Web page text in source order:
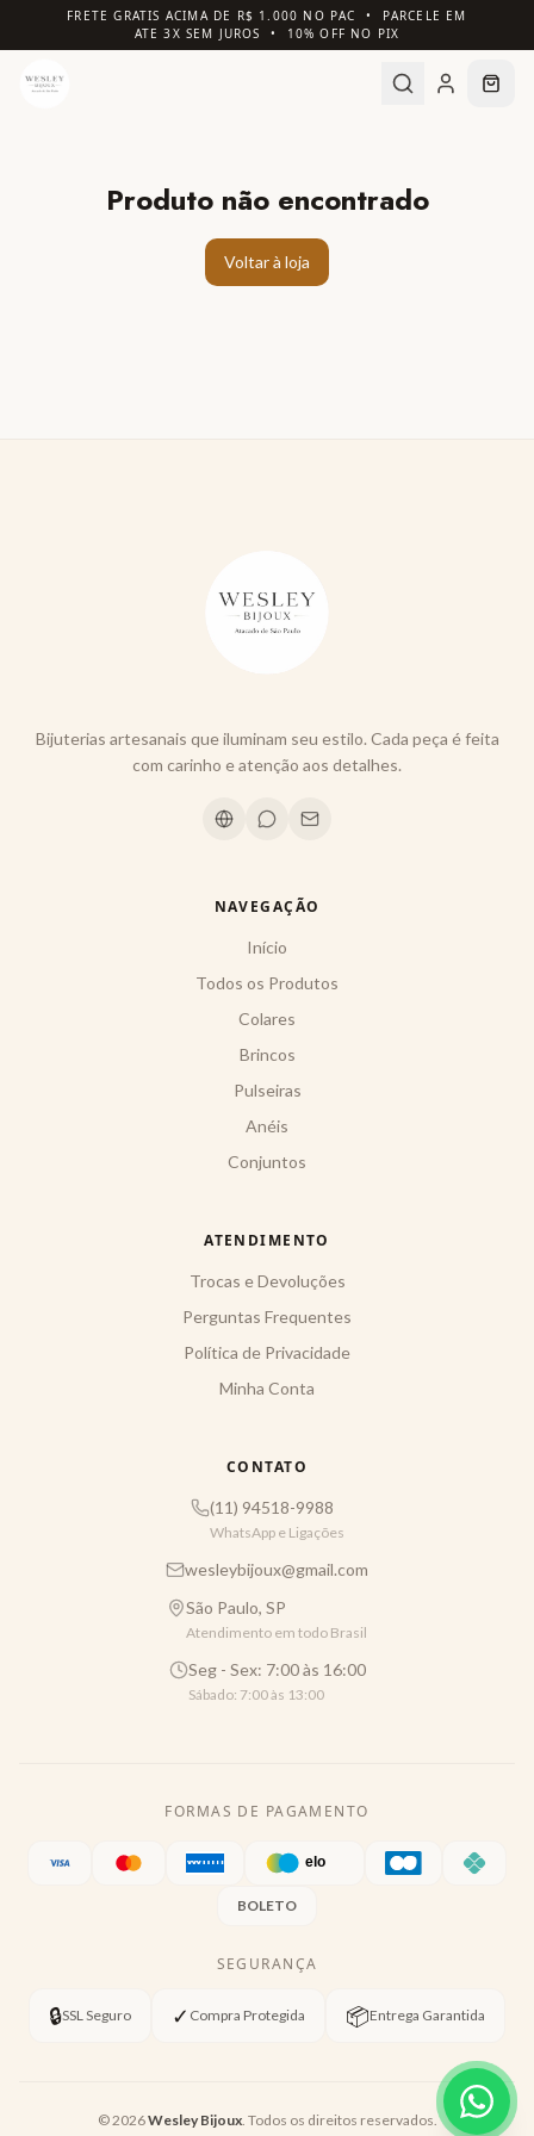
FRETE GRATIS ACIMA DE R$ 1.000 NO PAC • PARCELE EM
ATE 3X SEM JUROS • 10% OFF NO PIX
Produto não encontrado
Voltar à loja
Bijuterias artesanais que iluminam seu estilo. Cada peça é feita
com carinho e atenção aos detalhes.
NAVEGAÇÃO
Início
Todos os Produtos
Colares
Brincos
Pulseiras
Anéis
Conjuntos
ATENDIMENTO
Trocas e Devoluções
Perguntas Frequentes
Política de Privacidade
Minha Conta
CONTATO
(11) 94518-9988
WhatsApp e Ligações
wesleybijoux@gmail.com
São Paulo, SP
Atendimento em todo Brasil
Seg - Sex: 7:00 às 16:00
Sábado: 7:00 às 13:00
FORMAS DE PAGAMENTO
BOLETO
SEGURANÇA
🔒SSL Seguro ✓ Compra Protegida 📦Entrega Garantida
©2026Wesley Bijoux. Todos os direitos reservados.